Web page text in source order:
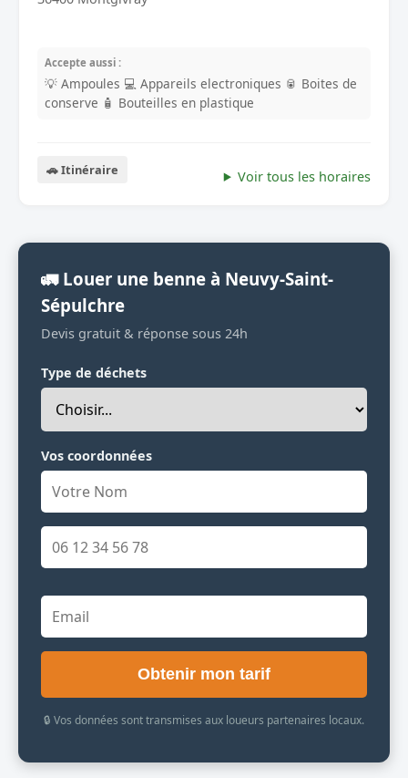
Accepte aussi :
💡 Ampoules 💻 Appareils electroniques 🥫 Boites de
conserve 🧴 Bouteilles en plastique
🚗 Itinéraire Voir tous les horaires
🚛 Louer une benne à Neuvy-Saint-
Sépulchre
Devis gratuit & réponse sous 24h
Type de déchets
Vos coordonnées
Obtenir mon tarif
🔒 Vos données sont transmises aux loueurs partenaires locaux.